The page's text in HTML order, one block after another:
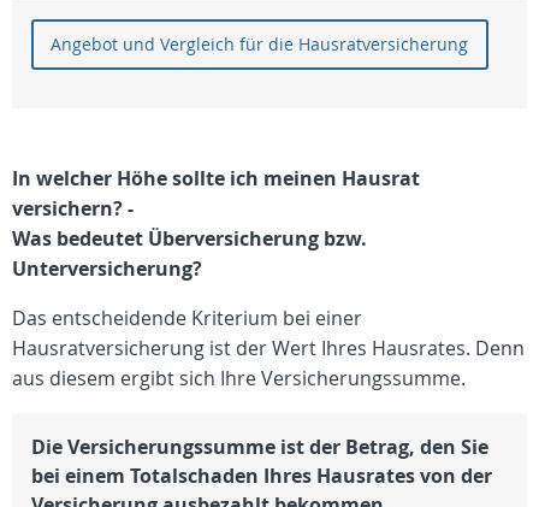
Angebot und Vergleich für die Hausratversicherung
In welcher Höhe sollte ich meinen Hausrat
versichern? -
Was bedeutet Überversicherung bzw.
Unterversicherung?
Das entscheidende Kriterium bei einer
Hausratversicherung ist der Wert Ihres Hausrates. Denn
aus diesem ergibt sich Ihre Versicherungssumme.
Die Versicherungssumme ist der Betrag, den Sie
bei einem Totalschaden Ihres Hausrates von der